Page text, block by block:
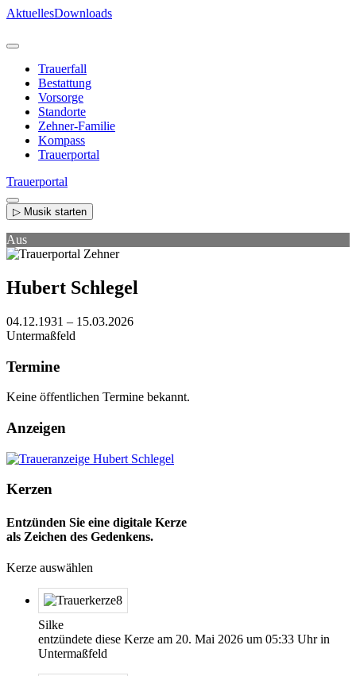
Direkt
Inhalt
AktuellesDownloads
Trauerfall
Bestattung
Vorsorge
Standorte
Zehner-Familie
Kompass
Trauerportal
Trauerportal
▷ Musik starten
Aus
Hubert Schlegel
04.12.1931 – 15.03.2026
Untermaßfeld
Termine
Keine öffentlichen Termine bekannt.
Anzeigen
Kerzen
Entzünden Sie eine digitale Kerze
als Zeichen des Gedenkens.
Kerze auswählen
Silke
entzündete diese Kerze am 20. Mai 2026 um 05:33 Uhr in
Untermaßfeld